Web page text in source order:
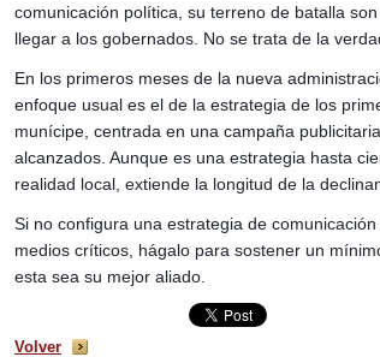
comunicación política, su terreno de batalla
llegar a los gobernados. No se trata de la
En los primeros meses de la nueva
enfoque usual es el de la estrategia de los
munícipe, centrada en una campaña
alcanzados. Aunque es una estrategia hasta
realidad local, extiende la longitud de la
Si no configura una estrategia de
medios críticos, hágalo para sostener un
esta sea su mejor aliado.
Volver